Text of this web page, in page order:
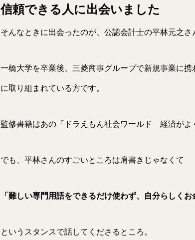
信頼できる人に出会いました
そんなときに出会ったのが、公認会計士の平林元之さ
一橋大学を卒業後、三菱商事グループで新規事業に
に取り組まれている方です。
監修書籍はあの「ドラえもん社会ワールド 経済がよ
でも、平林さんのすごいところは肩書きじゃなくて
「難しい専門用語をできるだけ使わず、自分らしくお
というスタンスで話してくださるところ。